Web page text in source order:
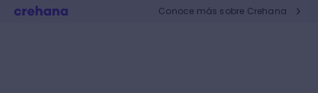
Conoce más sobre Crehana